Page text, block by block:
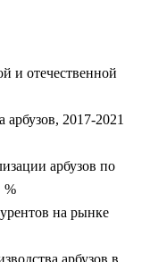
и отечественной
2017-2021
арбузов по
%
на рынке
арбузов в